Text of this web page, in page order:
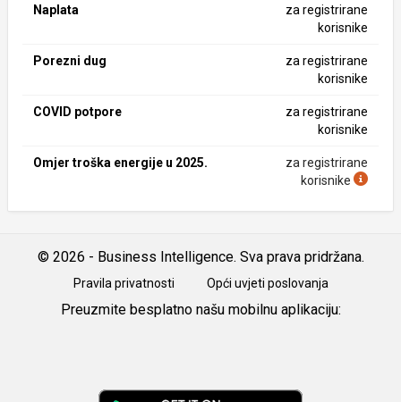
Naplata
za registrirane
korisnike
Porezni dug
za registrirane
korisnike
COVID potpore
za registrirane
korisnike
Omjer troška energije u 2025.
za registrirane
korisnike
© 2026 - Business Intelligence. Sva prava pridržana.
Pravila privatnosti Opći uvjeti poslovanja
Preuzmite besplatno našu mobilnu aplikaciju: